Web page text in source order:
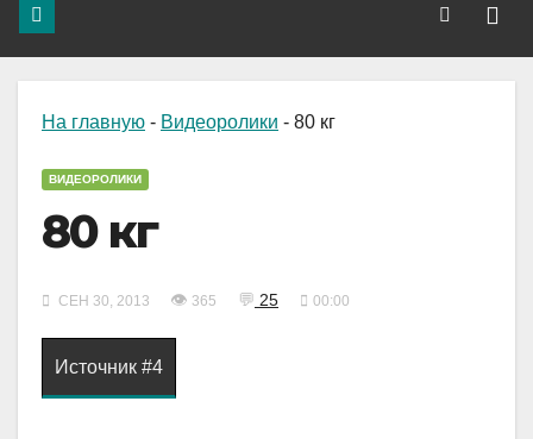
На главную - Видеоролики - 80 кг
ВИДЕОРОЛИКИ
80 кг
СЕН 30, 2013 👁 365 💬 25 00:00
Источник #4